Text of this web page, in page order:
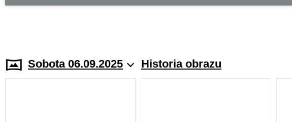
Sobota 06.09.2025 Historia obrazu